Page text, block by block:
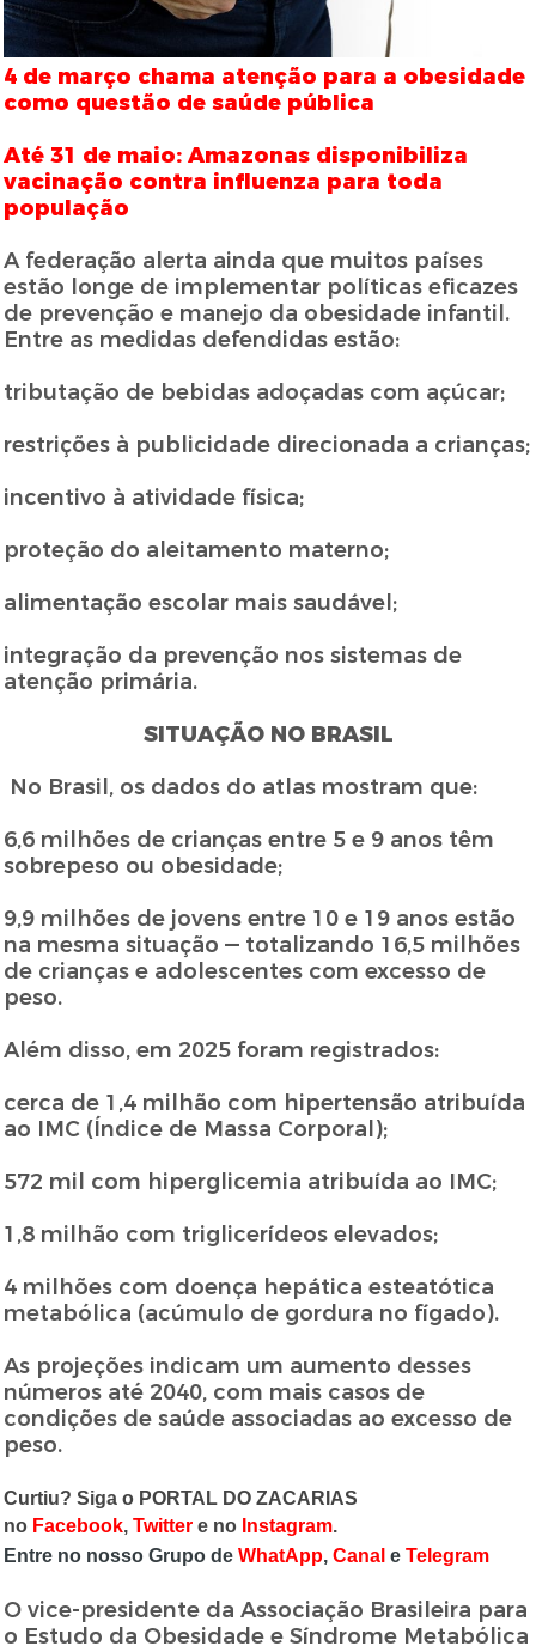
4 de março chama atenção para a obesidade
como questão de saúde pública
Até 31 de maio: Amazonas disponibiliza
vacinação contra influenza para toda
população
A federação alerta ainda que muitos países
estão longe de implementar políticas eficazes
de prevenção e manejo da obesidade infantil.
Entre as medidas defendidas estão:
tributação de bebidas adoçadas com açúcar;
restrições à publicidade direcionada a crianças;
incentivo à atividade física;
proteção do aleitamento materno;
alimentação escolar mais saudável;
integração da prevenção nos sistemas de
atenção primária.
SITUAÇÃO NO BRASIL
No Brasil, os dados do atlas mostram que:
6,6 milhões de crianças entre 5 e 9 anos têm
sobrepeso ou obesidade;
9,9 milhões de jovens entre 10 e 19 anos estão
na mesma situação — totalizando 16,5 milhões
de crianças e adolescentes com excesso de
peso.
Além disso, em 2025 foram registrados:
cerca de 1,4 milhão com hipertensão atribuída
ao IMC (Índice de Massa Corporal);
572 mil com hiperglicemia atribuída ao IMC;
1,8 milhão com triglicerídeos elevados;
4 milhões com doença hepática esteatótica
metabólica (acúmulo de gordura no fígado).
As projeções indicam um aumento desses
números até 2040, com mais casos de
condições de saúde associadas ao excesso de
peso.
Curtiu? Siga o PORTAL DO ZACARIAS
no Facebook,Twitter e no Instagram.
Entre no nosso Grupo deWhatApp,Canal eTelegram
O vice-presidente da Associação Brasileira para
o Estudo da Obesidade e Síndrome Metabólica